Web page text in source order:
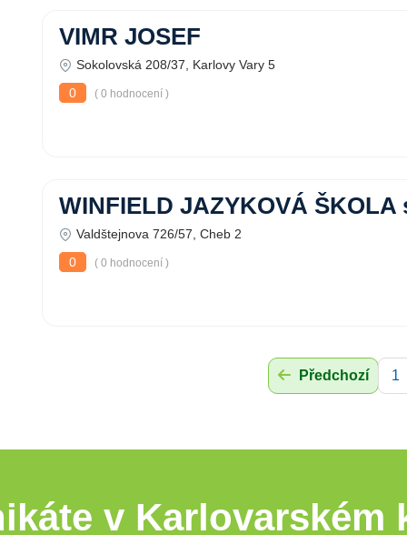
VIMR JOSEF
Sokolovská 208/37, Karlovy Vary 5
0
( 0 hodnocení )
WINFIELD JAZYKOVÁ ŠKOLA
Valdštejnova 726/57, Cheb 2
0
( 0 hodnocení )
Předchozí 1
v Karlovarském